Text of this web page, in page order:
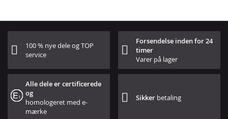
100 % nye dele og TOP
service
Forsendelse inden for 24
timer
Varer på lager
Alle dele er certificerede
og
homologeret med e-
mærke
Sikker betaling